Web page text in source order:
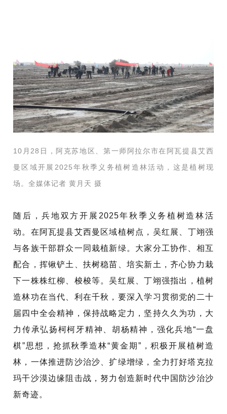
10月28日，阿克苏地区、第一师阿拉尔市在阿瓦提县艾西
曼区域开展2025年秋季义务植树造林活动，这是植树现
场。全媒体记者 黄月天 摄
随 后，兵地双方开展 2025年秋季义务植树造林活
动。在阿瓦提县艾西曼区域植树点，吴红展
、丁翊强
与各族干部群众一同栽植新绿。大家分工协作、相互
配合，挥锹铲土、扶树稳苗、培实新土，齐心协力栽
下一株株红柳、梭梭等。吴红展
、丁翊强指出，植树
造林功在当代、利在千秋，要深入学习贯彻党的二十
届四中全会精神，保持战略定力，坚持久久为功，大
力传承弘扬柯柯牙精神、胡杨精神，强化兵地“一盘
棋”思想，抢抓秋季造林“黄金期”，积极开展植树造
林，一体推进防沙治沙、扩绿增绿，全力打好塔克拉
玛干沙漠边缘阻击战，努力创造新时代中国防沙治沙
新奇迹。